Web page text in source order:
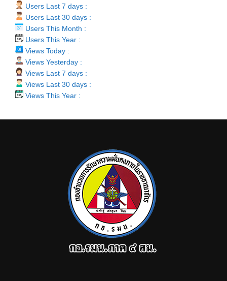
Users Last 7 days :
Users Last 30 days :
Users This Month :
Users This Year :
Views Today :
Views Yesterday :
Views Last 7 days :
Views Last 30 days :
Views This Year :